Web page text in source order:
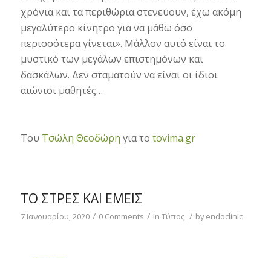
χρόνια και τα περιθώρια στενεύουν, έχω ακόμη
μεγαλύτερο κίνητρο για να μάθω όσο
περισσότερα γίνεται». Μάλλον αυτό είναι το
μυστικό των μεγάλων επιστημόνων και
δασκάλων. Δεν σταματούν να είναι οι ίδιοι
αιώνιοι μαθητές…
Του Τσώλη Θεοδώρη για το tovima.gr
ΤΟ ΣΤΡΕΣ ΚΑΙ ΕΜΕΊΣ
7 Ιανουαρίου, 2020 / 0 Comments / in Τύπος / byendoclinic